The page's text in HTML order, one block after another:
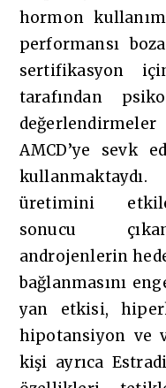
hormon
performansı
sertifikasyon
tarafından
AMCD’ye sevk
üretimini
sonucu
androjenlerin
bağlanmasını
yan etkisi,
hipotansiyon ve
kişi ayrıca